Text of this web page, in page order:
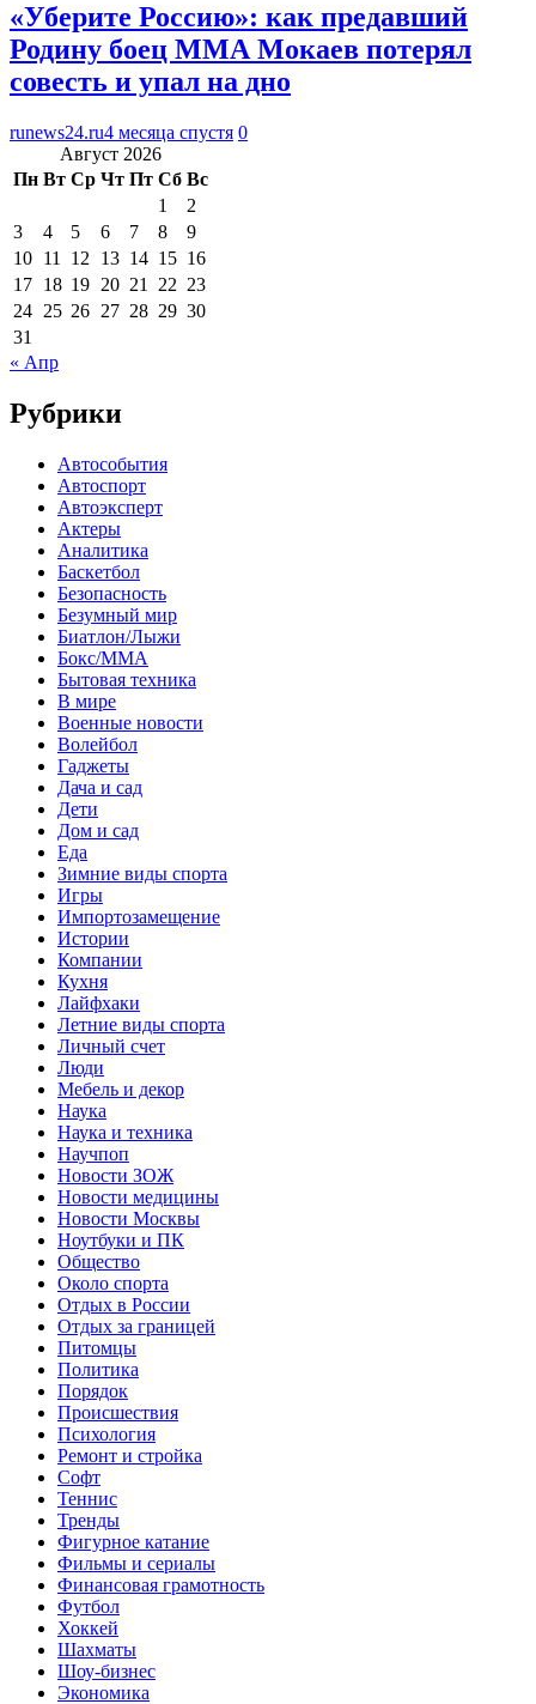
«Уберите Россию»: как предавший
Родину боец ММА Мокаев потерял
совесть и упал на дно
runews24.ru4 месяца спустя 0
Август 2026
Пн Вт Ср Чт Пт Сб Вс
1
2
3
4 5 6 7 8
9
10 11 12 13 14 15 16
17 18 19 20 21 22 23
24 25 26 27 28 29 30
31
« Апр
Рубрики
Автособытия
Автоспорт
Автоэксперт
Актеры
Аналитика
Баскетбол
Безопасность
Безумный мир
Биатлон/Лыжи
Бокс/MMA
Бытовая техника
В мире
Военные новости
Волейбол
Гаджеты
Дача и сад
Дети
Дом и сад
Еда
Зимние виды спорта
Игры
Импортозамещение
Истории
Компании
Кухня
Лайфхаки
Летние виды спорта
Личный счет
Люди
Мебель и декор
Наука
Наука и техника
Научпоп
Новости ЗОЖ
Новости медицины
Новости Москвы
Ноутбуки и ПК
Общество
Около спорта
Отдых в России
Отдых за границей
Питомцы
Политика
Порядок
Происшествия
Психология
Ремонт и стройка
Софт
Теннис
Тренды
Фигурное катание
Фильмы и сериалы
Финансовая грамотность
Футбол
Хоккей
Шахматы
Шоу-бизнес
Экономика